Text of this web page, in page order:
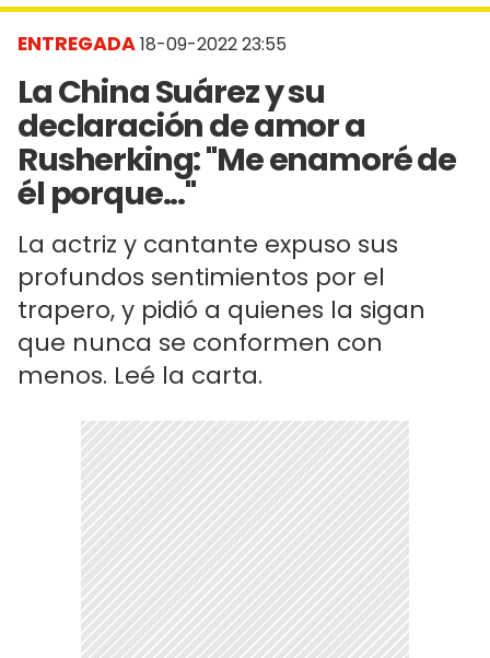
ENTREGADA18-09-2022 23:55
La China Suárez y su
declaración de amor a
Rusherking: "Me enamoré de
él porque..."
La actriz y cantante expuso sus
profundos sentimientos por el
trapero, y pidió a quienes la sigan
que nunca se conformen con
menos. Leé la carta.